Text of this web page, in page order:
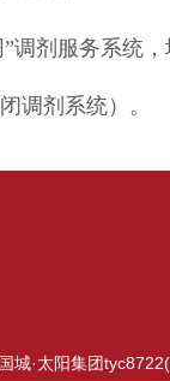
调剂服务系统
调剂系统）。
城·太阳集团